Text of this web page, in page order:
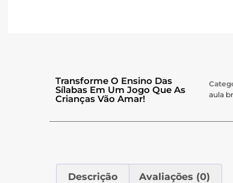
Transforme O Ensino Das
Sílabas Em Um Jogo Que As
Crianças Vão Amar!
aula
Descrição Avaliações (0)